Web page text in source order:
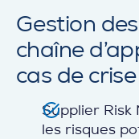
Gestion
chaîne
cas de crise
Supplier
les risques